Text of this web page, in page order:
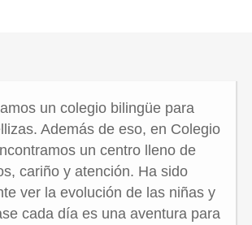
un colegio bilingüe para
Además de eso, en Colegio
un centro lleno de
cariño y atención. Ha sido
ver la evolución de las niñas y
cada día es una aventura para